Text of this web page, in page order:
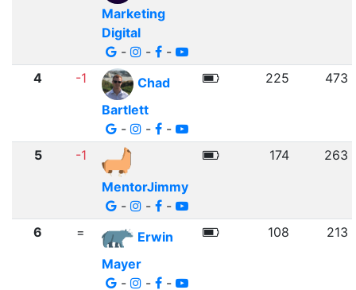
Marketing
Digital
-
- -
4 -1
Chad
Bartlett
-
- -
225 473
5
-1
MentorJimmy
-
- -
174 263
6 =
Erwin
Mayer
-
- -
108 213